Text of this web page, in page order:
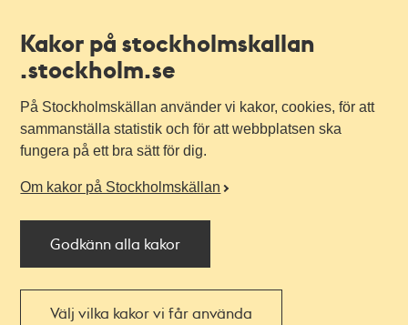
Kakor på stockholmskallan
.stockholm.se
På Stockholmskällan använder vi kakor, cookies, för att
sammanställa statistik och för att webbplatsen ska
fungera på ett bra sätt för dig.
Om kakor på Stockholmskällan
Godkänn alla kakor
Välj vilka kakor vi får använda